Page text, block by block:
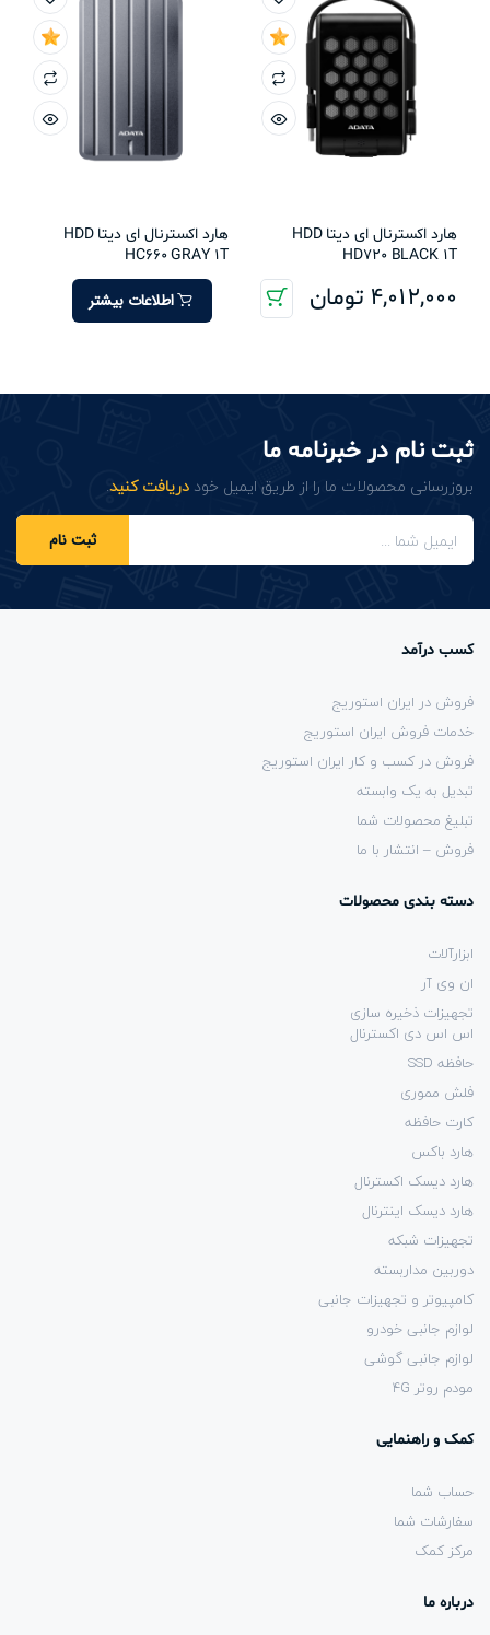
هارد اکسترنال ای دیتا HDD
HD720 BLACK 1T
4,012,000 تومان
هارد اکسترنال ای دیتا HDD
HC660 GRAY 1T
اطلاعات بیشتر
ثبت نام در خبرنامه ما
بروزرسانی محصولات ما را از طریق ایمیل خود دریافت کنید.
ثبت نام
کسب درآمد
فروش در ایران استوریج
خدمات فروش ایران استوریج
فروش در کسب و کار ایران استوریج
تبدیل به یک وابسته
تبلیغ محصولات شما
فروش – انتشار با ما
دسته بندی محصولات
ابزارآلات
ان وی آر
تجهیزات ذخیره سازی
اس اس دی اکسترنال
حافظه SSD
فلش مموری
کارت حافظه
هارد باکس
هارد دیسک اکسترنال
هارد دیسک اینترنال
تجهیزات شبکه
دوربین مداربسته
کامپیوتر و تجهیزات جانبی
لوازم جانبی خودرو
لوازم جانبی گوشی
مودم روتر 4G
کمک و راهنمایی
حساب شما
سفارشات شما
مرکز کمک
درباره ما